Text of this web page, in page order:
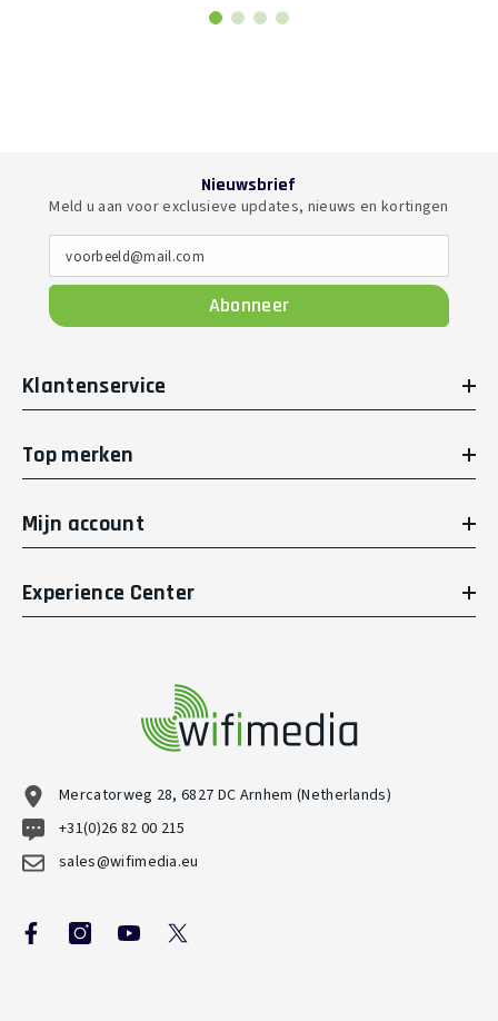
Nieuwsbrief
Meld u aan voor exclusieve updates, nieuws en kortingen
voorbeeld@mail.com
Abonneer
Klantenservice
Top merken
Mijn account
Experience Center
Mercatorweg 28, 6827 DC Arnhem (Netherlands)
+31(0)26 82 00 215
sales@wifimedia.eu